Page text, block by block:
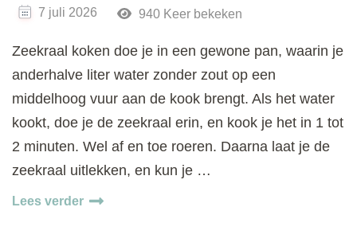
7 juli 2026 940 Keer bekeken
Zeekraal koken doe je in een gewone pan, waarin je
anderhalve liter water zonder zout op een
middelhoog vuur aan de kook brengt. Als het water
kookt, doe je de zeekraal erin, en kook je het in 1 tot
2 minuten. Wel af en toe roeren. Daarna laat je de
zeekraal uitlekken, en kun je …
Lees verder